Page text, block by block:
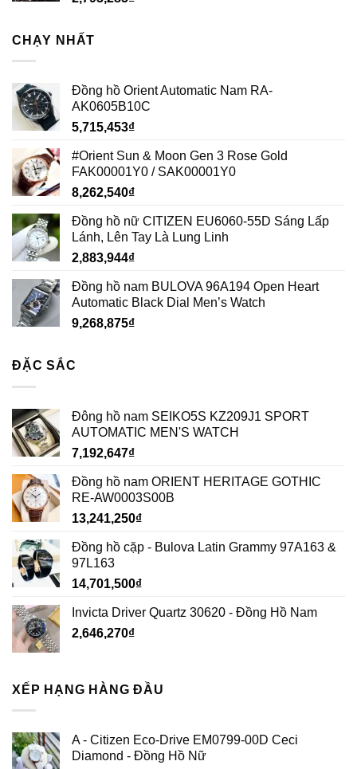
CHẠY NHẤT
Đồng hồ Orient Automatic Nam RA-
AK0605B10C
5,715,453₫
#Orient Sun & Moon Gen 3 Rose Gold
FAK00001Y0 / SAK00001Y0
8,262,540₫
Đồng hồ nữ CITIZEN EU6060-55D Sáng Lấp
Lánh, Lên Tay Là Lung Linh
2,883,944₫
Đồng hồ nam BULOVA 96A194 Open Heart
Automatic Black Dial Men’s Watch
9,268,875₫
ĐẶC SẮC
Đông hồ nam SEIKO5S KZ209J1 SPORT
AUTOMATIC MEN'S WATCH
7,192,647₫
Đồng hồ nam ORIENT HERITAGE GOTHIC
RE-AW0003S00B
13,241,250₫
Đồng hồ cặp - Bulova Latin Grammy 97A163 &
97L163
14,701,500₫
Invicta Driver Quartz 30620 - Đồng Hồ Nam
2,646,270₫
XẾP HẠNG HÀNG ĐẦU
A - Citizen Eco-Drive EM0799-00D Ceci
Diamond - Đồng Hồ Nữ